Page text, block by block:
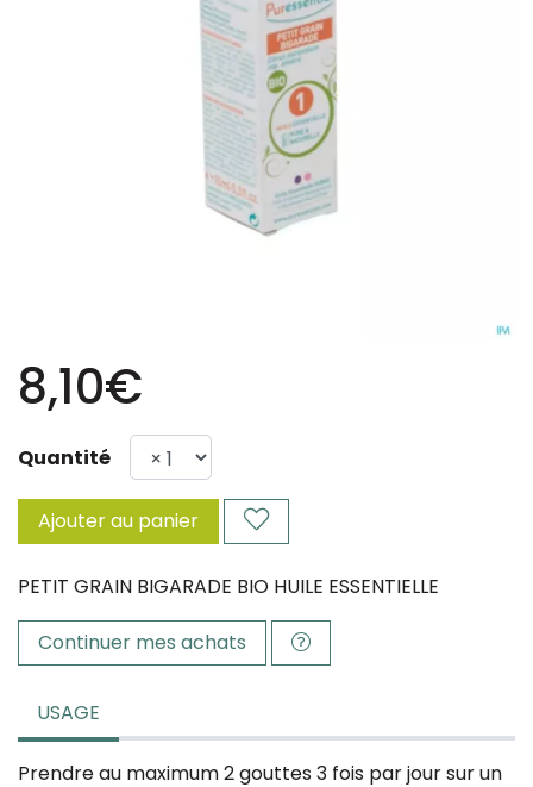
8,10€
Quantité
Ajouter au panier
PETIT GRAIN BIGARADE BIO HUILE ESSENTIELLE
Continuer mes achats
USAGE
Prendre au maximum 2 gouttes 3 fois par jour sur un